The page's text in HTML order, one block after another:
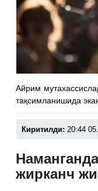
Айрим
тақсимланишида
Киритилди: 20:44
жирканч